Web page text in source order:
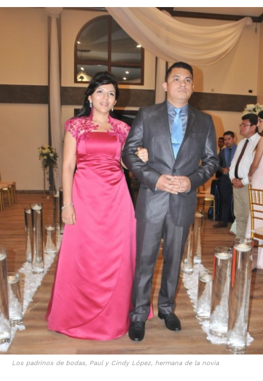
Los padrinos de bodas, Paul y Cindy López, hermana de la novia